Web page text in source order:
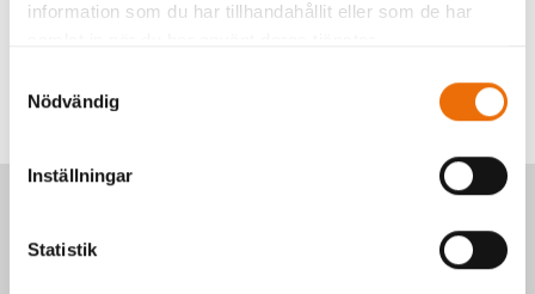
information som du har tillhandahållit eller som de har
Nödvändig
Inställningar
Statistik
Taktisk responsenhet